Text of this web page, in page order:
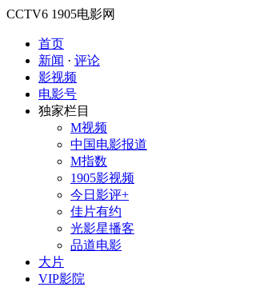
CCTV6 1905电影网
首页
新闻 · 评论
影视频
电影号
独家栏目
M视频
中国电影报道
M指数
1905影视频
今日影评+
佳片有约
光影星播客
品道电影
大片
VIP影院